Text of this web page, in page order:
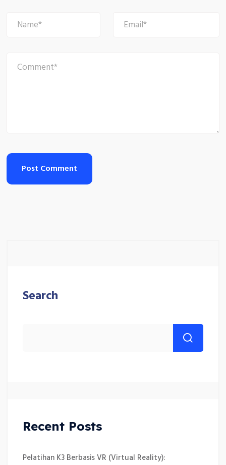
Search
Recent Posts
Pelatihan K3 Berbasis VR (Virtual Reality):